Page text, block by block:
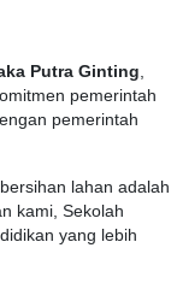
Putra Ginting
pemerintah
pemerintah
lahan adalah
kami, Sekolah
yang lebih